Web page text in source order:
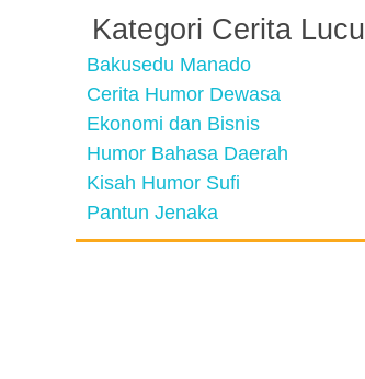
Kategori Cerita Lucu
Bakusedu Manado
Cerita Humor Dewasa
Ekonomi dan Bisnis
Humor Bahasa Daerah
Kisah Humor Sufi
Pantun Jenaka